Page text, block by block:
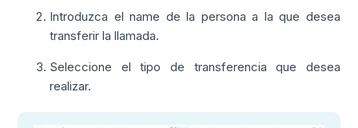
Introduzca el name de la persona a la que desea
transferir la llamada.
Seleccione el tipo de transferencia que desea
realizar.